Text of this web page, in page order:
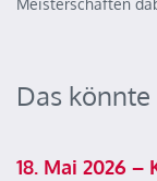
Meisterschaften
Das
18. Mai 2026 –